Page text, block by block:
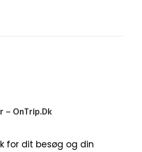
– OnTrip.dk
for dit besøg og din